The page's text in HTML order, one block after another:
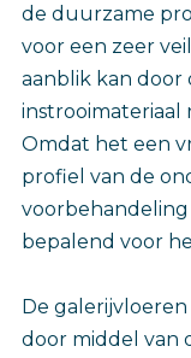
de duurzame
voor een zeer
aanblik kan door
instrooimateriaal
Omdat het een
profiel van de
bepalend voor
De
door middel van